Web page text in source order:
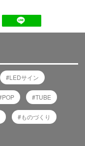
LEDサイン
POP TUBE
ものづくり